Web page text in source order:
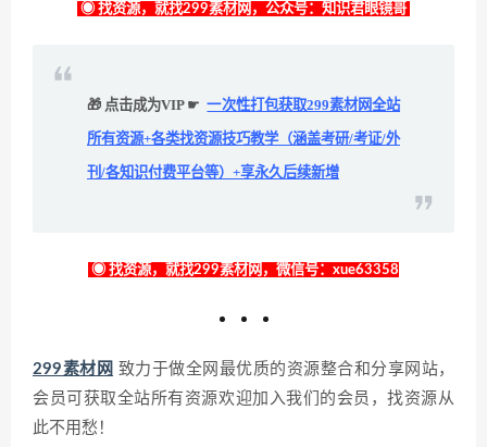
◉ 找资源，就找299素材网，公众号：知识君眼镜哥
🎁 点击成为VIP ☛ 一次性打包获取299素材网全站
所有资源+各类找资源技巧教学（涵盖考研/考证/外
刊/各知识付费平台等）+享永久后续新增
◉ 找资源，就找299素材网，微信号：xue63358
299素材网 致力于做全网最优质的资源整合和分享网站，
会员可获取全站所有资源欢迎加入我们的会员，找资源从
此不用愁！